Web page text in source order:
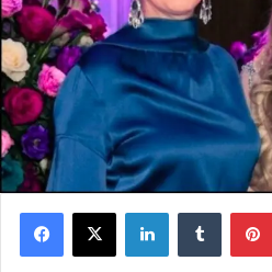
Facebook
X LinkedInTumblr